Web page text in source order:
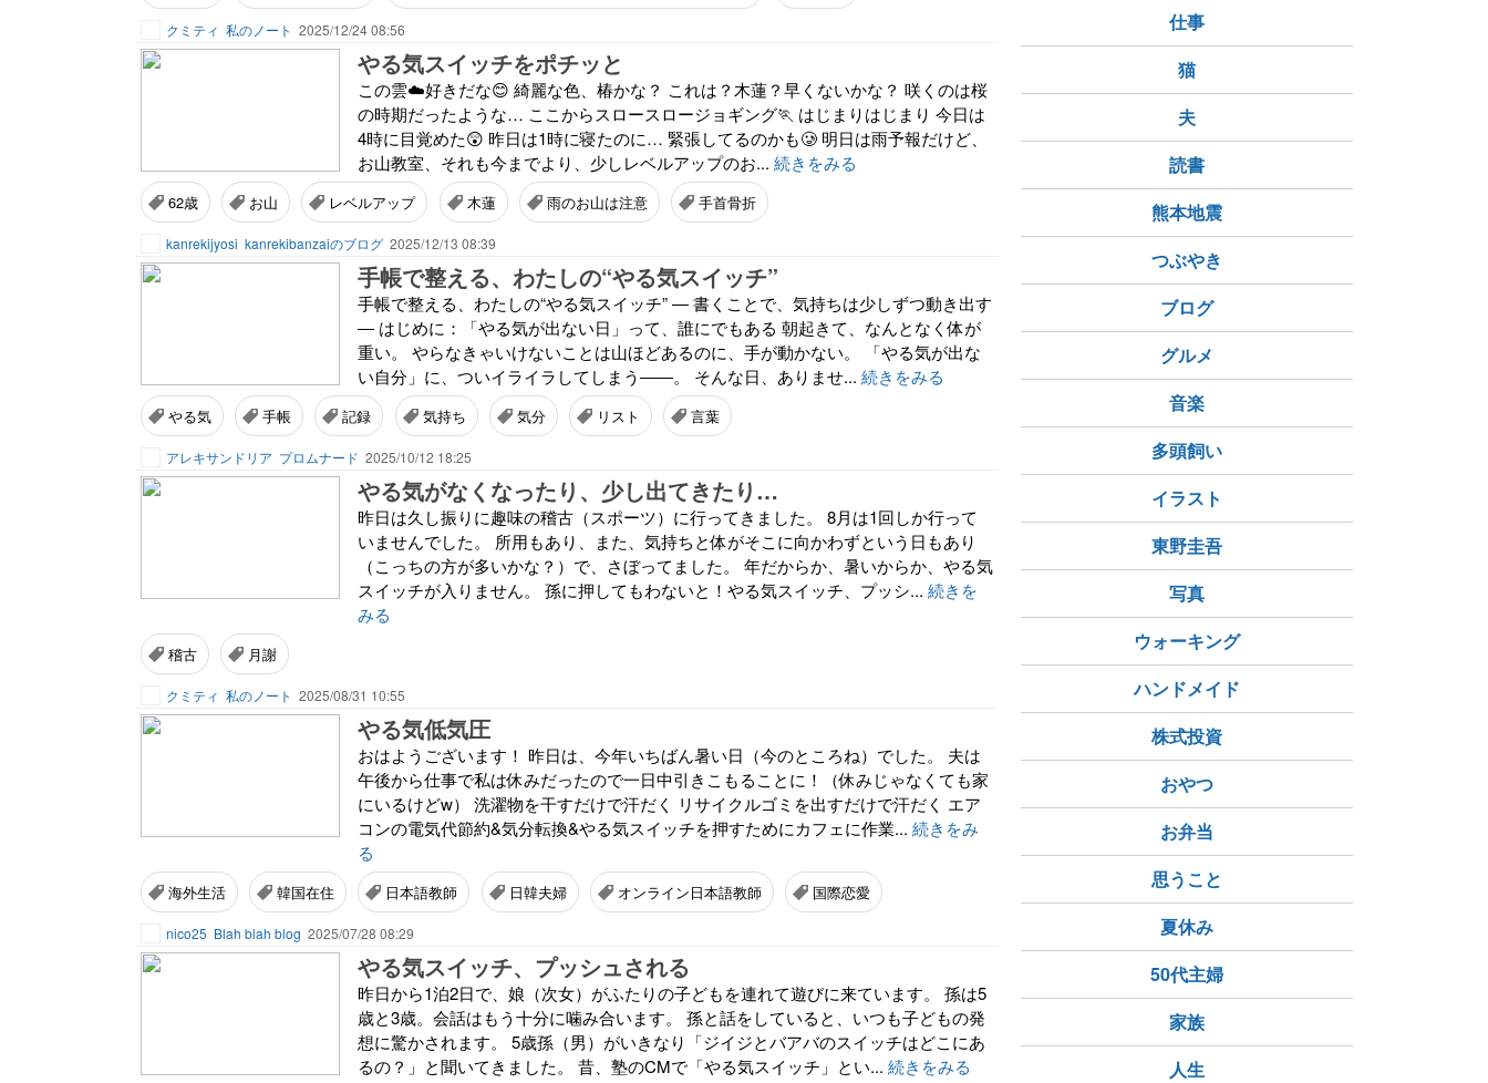
クミティ 私のノート 2025/12/24 08:56
やる気スイッチをポチッと
この雲☁️好きだな😊 綺麗な色、椿かな？ これは？木蓮？早くないかな？ 咲くのは桜
の時期だったような… ここからスロースロージョギング🏃 はじまりはじまり 今日は
4時に目覚めた😲 昨日は1時に寝たのに… 緊張してるのかも🥲 明日は雨予報だけど、
お山教室、それも今までより、少しレベルアップのお... 続きをみる
62歳 お山 レベルアップ 木蓮 雨のお山は注意 手首骨折
kanrekijyosi kanrekibanzaiのブログ 2025/12/13 08:39
手帳で整える、わたしの“やる気スイッチ”
手帳で整える、わたしの“やる気スイッチ” ― 書くことで、気持ちは少しずつ動き出す
― はじめに：「やる気が出ない日」って、誰にでもある 朝起きて、なんとなく体が
重い。 やらなきゃいけないことは山ほどあるのに、手が動かない。 「やる気が出な
い自分」に、ついイライラしてしまう――。 そんな日、ありませ... 続きをみる
やる気 手帳 記録 気持ち 気分 リスト 言葉
アレキサンドリア プロムナード 2025/10/12 18:25
やる気がなくなったり、少し出てきたり…
昨日は久し振りに趣味の稽古（スポーツ）に行ってきました。 8月は1回しか行って
いませんでした。 所用もあり、また、気持ちと体がそこに向かわずという日もあり
（こっちの方が多いかな？）で、さぼってました。 年だからか、暑いからか、やる気
スイッチが入りません。 孫に押してもわないと！やる気スイッチ、プッシ... 続きを
みる
稽古 月謝
クミティ 私のノート 2025/08/31 10:55
やる気低気圧
おはようございます！ 昨日は、今年いちばん暑い日（今のところね）でした。 夫は
午後から仕事で私は休みだったので一日中引きこもることに！（休みじゃなくても家
にいるけどw） 洗濯物を干すだけで汗だく リサイクルゴミを出すだけで汗だく エア
コンの電気代節約&気分転換&やる気スイッチを押すためにカフェに作業... 続きをみ
る
海外生活 韓国在住 日本語教師 日韓夫婦 オンライン日本語教師 国際恋愛
nico25 Blah blah blog 2025/07/28 08:29
やる気スイッチ、プッシュされる
昨日から1泊2日で、娘（次女）がふたりの子どもを連れて遊びに来ています。 孫は5
歳と3歳。会話はもう十分に噛み合います。 孫と話をしていると、いつも子どもの発
想に驚かされます。 5歳孫（男）がいきなり「ジイジとバアバのスイッチはどこにあ
るの？」と聞いてきました。 昔、塾のCMで「やる気スイッチ」とい... 続きをみる
仕事
猫
夫
読書
熊本地震
つぶやき
ブログ
グルメ
音楽
多頭飼い
イラスト
東野圭吾
写真
ウォーキング
ハンドメイド
株式投資
おやつ
お弁当
思うこと
夏休み
50代主婦
家族
人生